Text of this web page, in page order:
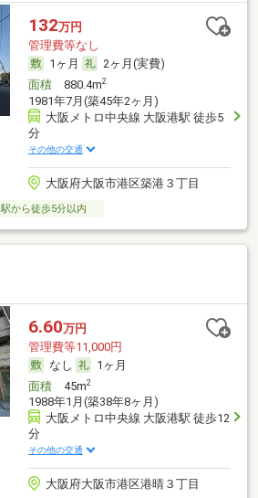
132万円
管理費等なし
1ヶ月
2ヶ月(実費)
面積880.4m2
1981年7月(築45年2ヶ月)
大阪メトロ中央線 大阪港駅 徒歩5
分
その他の交通
大阪府大阪市港区築港３丁目
駅から徒歩5分以内
6.60万円
管理費等11,000円
なし
1ヶ月
面積45m2
1988年1月(築38年8ヶ月)
大阪メトロ中央線 大阪港駅 徒歩12
分
その他の交通
大阪府大阪市港区港晴３丁目